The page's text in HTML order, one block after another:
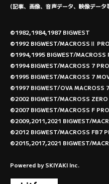
(記事、画像、音声データ、映像データ
©1982,1984,1987 BIGWEST
©1992 BIGWEST/MACROSSⅡ
©1994,1995 BIGWEST/MACROSS
©1994 BIGWEST/MACROSS 7
©1995 BIGWEST/MACROSS 7
©1997 BIGWEST/OVA MACROSS
©2002 BIGWEST/MACROSS
©2007 BIGWEST/MACROSS F
©2009,2011,2021 BIGWEST/
©2012 BIGWEST/MACROSS FB7
©2015,2017,2021 BIGWEST/
Powered bySKIYAKI Inc.